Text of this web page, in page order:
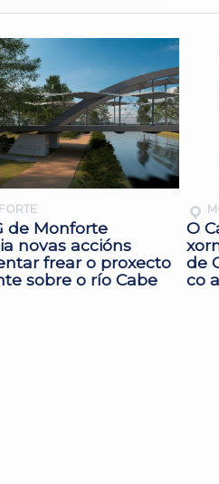
de Monforte
novas accións
frear o proxecto
sobre o río Cabe
O
de
co